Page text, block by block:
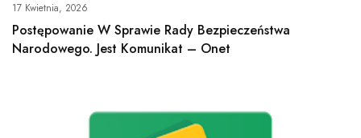
17 Kwietnia, 2026
Postępowanie W Sprawie Rady Bezpieczeństwa
Narodowego. Jest Komunikat – Onet